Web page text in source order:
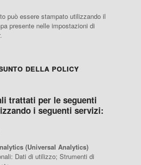
può essere stampato utilizzando il
presente nelle impostazioni di
della policy
trattati per le seguenti
i seguenti servizi:
(Universal Analytics)
Dati di utilizzo; Strumenti di